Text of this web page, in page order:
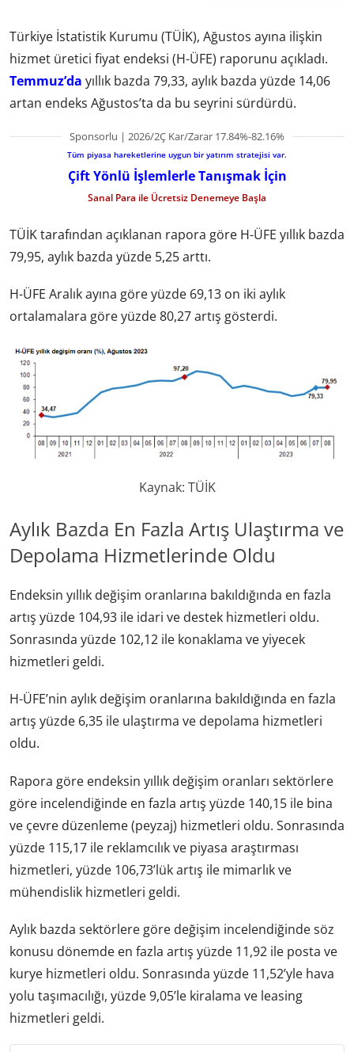
Türkiye İstatistik Kurumu (TÜİK), Ağustos ayına ilişkin
hizmet üretici fiyat endeksi (H-ÜFE) raporunu açıkladı.
Temmuz’da yıllık bazda 79,33, aylık bazda yüzde 14,06
artan endeks Ağustos’ta da bu seyrini sürdürdü.
Sponsorlu | 2026/2Ç Kar/Zarar 17.84%-82.16%
Tüm piyasa hareketlerine uygun bir yatırım stratejisi var.
Çift Yönlü İşlemlerle Tanışmak İçin
Sanal Para ile Ücretsiz Denemeye Başla
TÜİK tarafından açıklanan rapora göre H-ÜFE yıllık bazda
79,95, aylık bazda yüzde 5,25 arttı.
H-ÜFE Aralık ayına göre yüzde 69,13 on iki aylık
ortalamalara göre yüzde 80,27 artış gösterdi.
Kaynak: TÜİK
Aylık Bazda En Fazla Artış Ulaştırma ve
Depolama Hizmetlerinde Oldu
Endeksin yıllık değişim oranlarına bakıldığında en fazla
artış yüzde 104,93 ile idari ve destek hizmetleri oldu.
Sonrasında yüzde 102,12 ile konaklama ve yiyecek
hizmetleri geldi.
H-ÜFE’nin aylık değişim oranlarına bakıldığında en fazla
artış yüzde 6,35 ile ulaştırma ve depolama hizmetleri
oldu.
Rapora göre endeksin yıllık değişim oranları sektörlere
göre incelendiğinde en fazla artış yüzde 140,15 ile bina
ve çevre düzenleme (peyzaj) hizmetleri oldu. Sonrasında
yüzde 115,17 ile reklamcılık ve piyasa araştırması
hizmetleri, yüzde 106,73’lük artış ile mimarlık ve
mühendislik hizmetleri geldi.
Aylık bazda sektörlere göre değişim incelendiğinde söz
konusu dönemde en fazla artış yüzde 11,92 ile posta ve
kurye hizmetleri oldu. Sonrasında yüzde 11,52’yle hava
yolu taşımacılığı, yüzde 9,05’le kiralama ve leasing
hizmetleri geldi.